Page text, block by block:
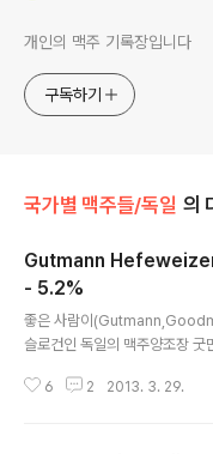
개인의 맥주 기록장입니다
구독하기
국가별 맥주들/독일 의
Gutmann
- 5.2%
좋은 사람이
슬로건인 독일의 맥주양조장 굿
이에른주의 Titting 이라는 뉘른
6 2 2013. 3. 29.